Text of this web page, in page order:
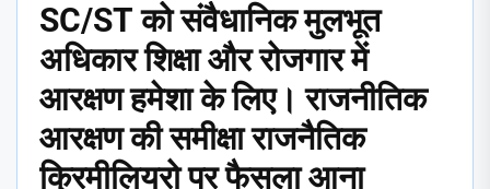
SC/ST को संवैधानिक मुलभूत
अधिकार शिक्षा और रोजगार में
आरक्षण हमेशा के लिए। राजनीतिक
आरक्षण की समीक्षा राजनैतिक
क्रिमीलियरो पर फैसला आना